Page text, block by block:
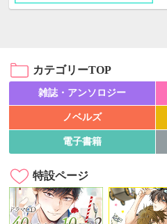
カテゴリーTOP
雑誌・アンソロジー
ノベルズ
電子書籍
特設ページ